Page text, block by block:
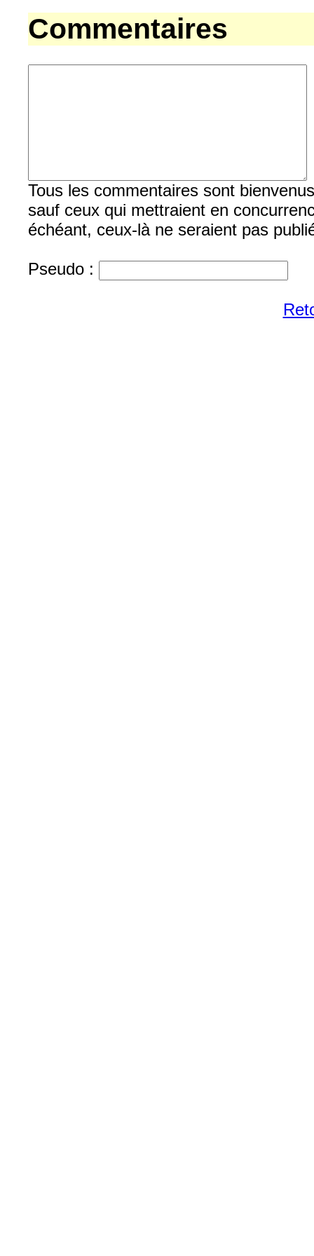
Commentaires
Tous les commentaires sont
sauf ceux qui mettraient en
échéant, ceux-là ne seraient pas
Pseudo :